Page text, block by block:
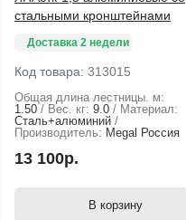
стальными кронштейнами
Доставка 2 недели
Код товара: 313015
Общая длина лестницы. м:
1.50
Вес. кг: 9.0
Материал:
Сталь+алюминий
Производитель: Megal Россия
13 100р.
В корзину